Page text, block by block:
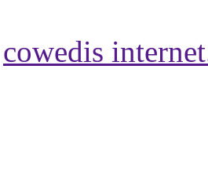
cowedis